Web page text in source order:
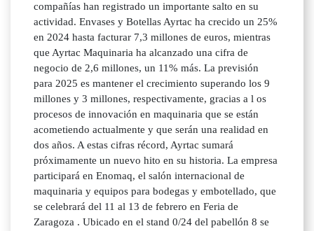
compañías han registrado un importante salto en su
actividad. Envases y Botellas Ayrtac ha crecido un 25%
en 2024 hasta facturar 7,3 millones de euros, mientras
que Ayrtac Maquinaria ha alcanzado una cifra de
negocio de 2,6 millones, un 11% más. La previsión
para 2025 es mantener el crecimiento superando los 9
millones y 3 millones, respectivamente, gracias a l os
procesos de innovación en maquinaria que se están
acometiendo actualmente y que serán una realidad en
dos años. A estas cifras récord, Ayrtac sumará
próximamente un nuevo hito en su historia. La empresa
participará en Enomaq, el salón internacional de
maquinaria y equipos para bodegas y embotellado, que
se celebrará del 11 al 13 de febrero en Feria de
Zaragoza . Ubicado en el stand 0/24 del pabellón 8 se